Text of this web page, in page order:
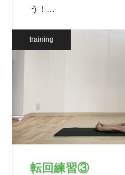
う！…
training
転回練習③